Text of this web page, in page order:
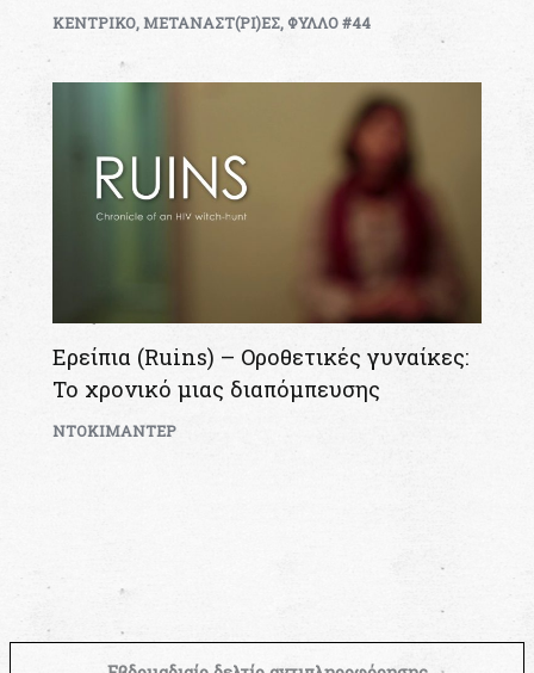
ΚΕΝΤΡΙΚΟ,ΜΕΤΑΝΑΣΤ(ΡΙ)ΕΣ,ΦΥΛΛΟ #44
Ερείπια (Ruins) – Οροθετικές γυναίκες:
Το χρονικό μιας διαπόμπευσης
ΝΤΟΚΙΜΑΝΤΕΡ